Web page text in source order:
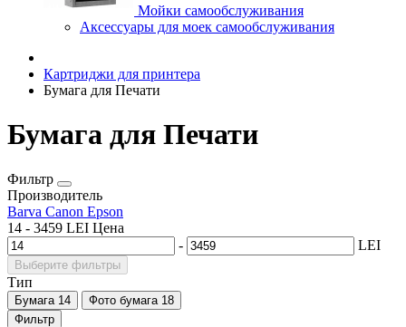
Мойки самообслуживания
Аксессуары для моек самообслуживания
Картриджи для принтера
Бумага для Печати
Бумага для Печати
Фильтр
Производитель
Barva Canon Epson
14 - 3459 LEI Цена
-
LEI
Выберите фильтры
Тип
Бумага 14 Фото бумага 18
Фильтр